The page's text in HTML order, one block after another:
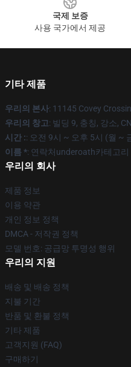
국제 보증
사용 국가에서 제공
기타 제품
우리의 본사: 11145 Covey
우리의 창고: 빌딩 9, 충칭, 강소, CN
시간 :: 오전 9시 ~ 오후 5시 (월 ~
이름 *: 연락처underoath카테고리
우리의 회사
제품 정보
이용 약관
개인 정보 정책
DMCA - 저작권 정책
모델 번호: 공급망 투명성 행위
우리의 지원
배송 및 배송 정책
지불 기간
반품 및 환불 정책
기타 제품
고객지원 (FAQ)
구매하기